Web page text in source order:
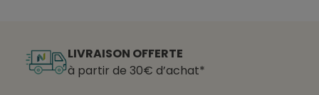
LIVRAISON OFFERTE
à partir de 30€ d’achat*